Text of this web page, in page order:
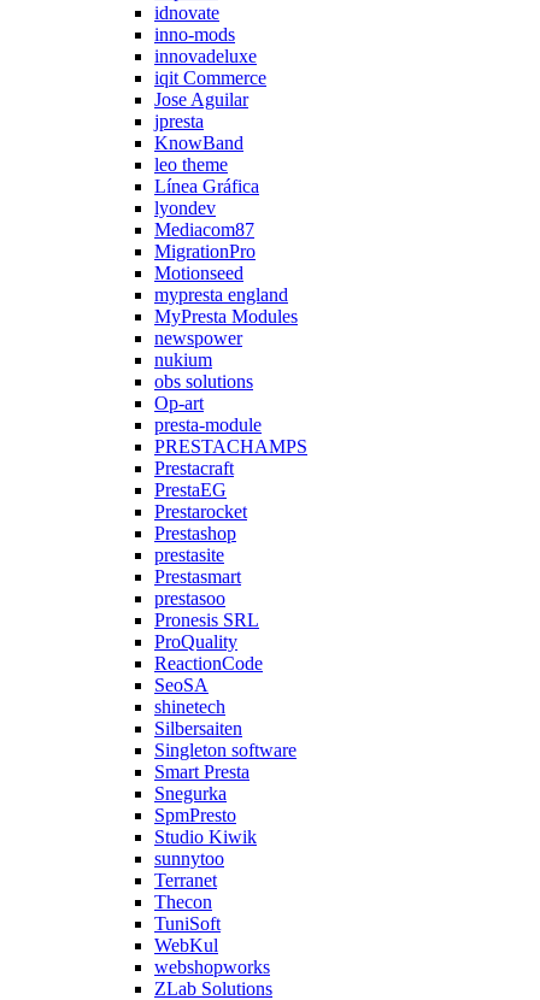
idnovate
inno-mods
innovadeluxe
iqit Commerce
Jose Aguilar
jpresta
KnowBand
leo theme
Línea Gráfica
lyondev
Mediacom87
MigrationPro
Motionseed
mypresta england
MyPresta Modules
newspower
nukium
obs solutions
Op-art
presta-module
PRESTACHAMPS
Prestacraft
PrestaEG
Prestarocket
Prestashop
prestasite
Prestasmart
prestasoo
Pronesis SRL
ProQuality
ReactionCode
SeoSA
shinetech
Silbersaiten
Singleton software
Smart Presta
Snegurka
SpmPresto
Studio Kiwik
sunnytoo
Terranet
Thecon
TuniSoft
WebKul
webshopworks
ZLab Solutions